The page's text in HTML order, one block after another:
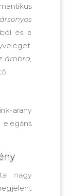
ból és a
ámbra,
arany
nagy